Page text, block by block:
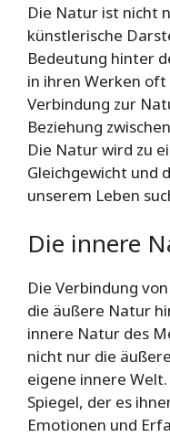
Die Natur ist nicht
künstlerische
Bedeutung hinter
in ihren Werken
Verbindung zur
Beziehung
Die Natur wird zu
Gleichgewicht und
unserem Leben
Die innere
Die Verbindung
die äußere Natur
innere Natur des
nicht nur die
eigene innere
Spiegel, der es
Emotionen und